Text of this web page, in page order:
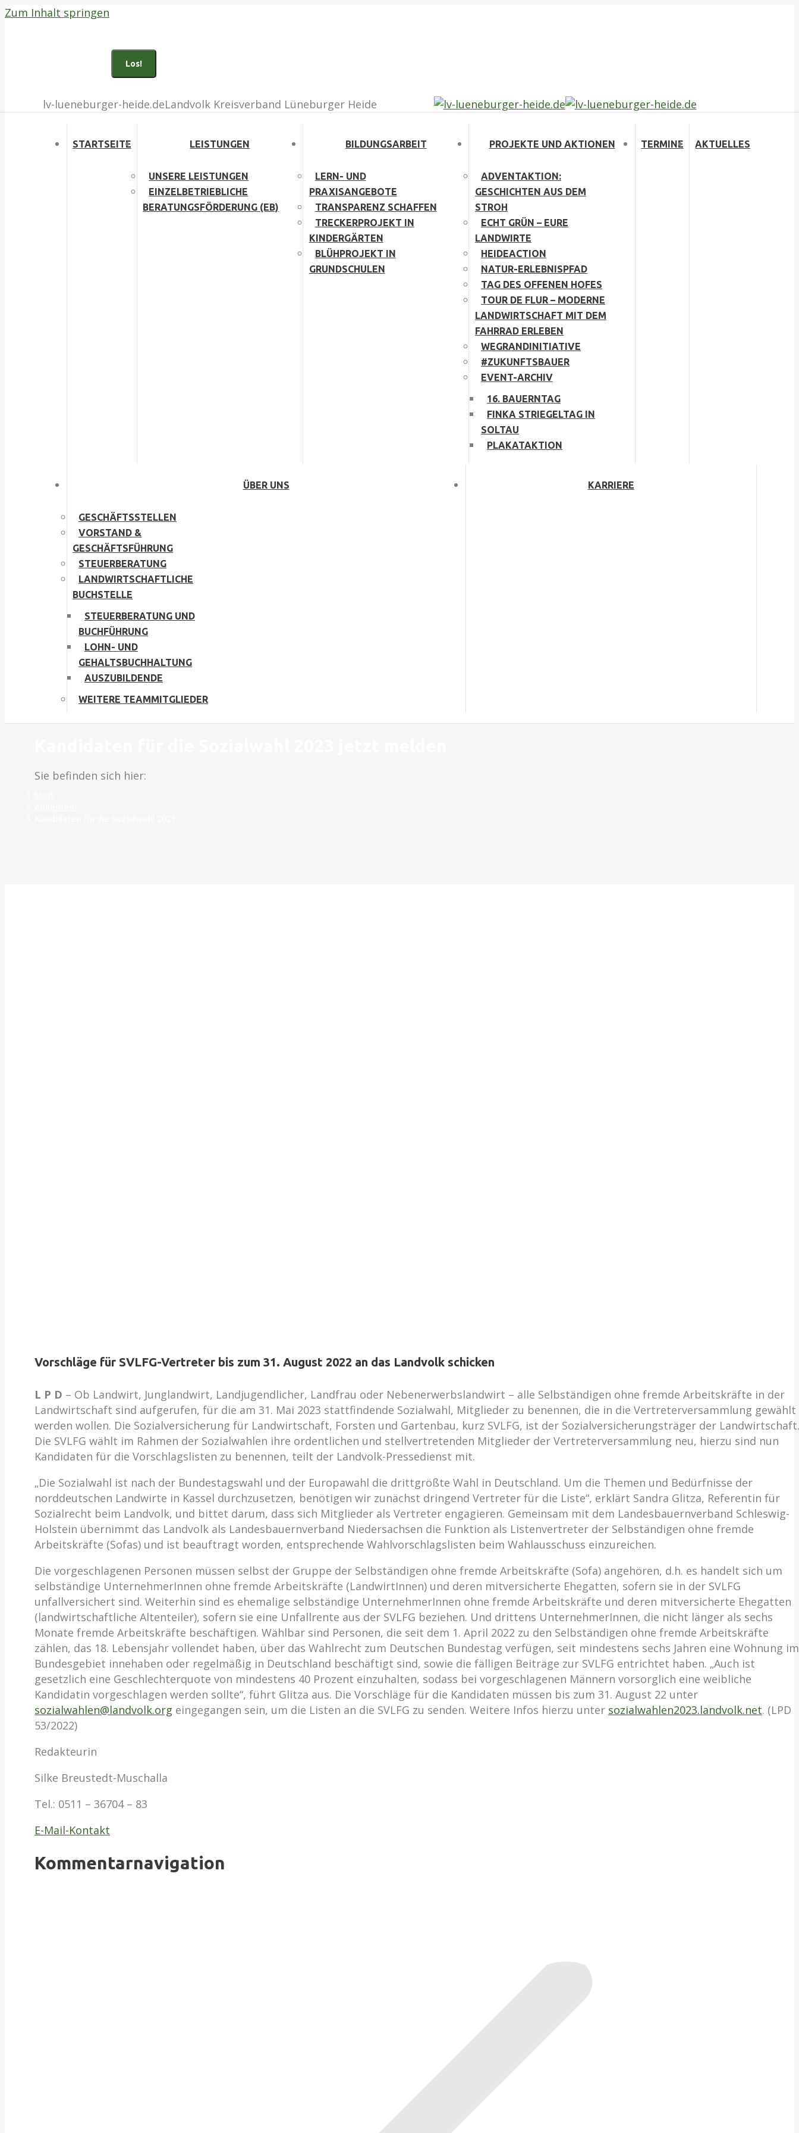
Zum Inhalt springen
lv-lueneburger-heide.deLandvolk Kreisverband Lüneburger Heide
STARTSEITE LEISTUNGEN
UNSERE LEISTUNGEN
EINZELBETRIEBLICHE
BERATUNGSFÖRDERUNG (EB)
BILDUNGSARBEIT
LERN- UND
PRAXISANGEBOTE
TRANSPARENZ SCHAFFEN
TRECKERPROJEKT IN
KINDERGÄRTEN
BLÜHPROJEKT IN
GRUNDSCHULEN
PROJEKTE UND AKTIONEN
ADVENTAKTION:
GESCHICHTEN AUS DEM
STROH
ECHT GRÜN – EURE
LANDWIRTE
HEIDEACTION
NATUR-ERLEBNISPFAD
TAG DES OFFENEN HOFES
TOUR DE FLUR – MODERNE
LANDWIRTSCHAFT MIT DEM
FAHRRAD ERLEBEN
WEGRANDINITIATIVE
#ZUKUNFTSBAUER
EVENT-ARCHIV
16. BAUERNTAG
FINKA STRIEGELTAG IN
SOLTAU
PLAKATAKTION
TERMINE AKTUELLES
ÜBER UNS
GESCHÄFTSSTELLEN
VORSTAND &
GESCHÄFTSFÜHRUNG
STEUERBERATUNG
LANDWIRTSCHAFTLICHE
BUCHSTELLE
STEUERBERATUNG UND
BUCHFÜHRUNG
LOHN- UND
GEHALTSBUCHHALTUNG
AUSZUBILDENDE
WEITERE TEAMMITGLIEDER
KARRIERE
Sie befinden sich hier:
Vorschläge für SVLFG-Vertreter bis zum 31. August 2022 an das Landvolk schicken
L P D – Ob Landwirt, Junglandwirt, Landjugendlicher, Landfrau oder Nebenerwerbslandwirt – alle Selbständigen ohne fremde Arbeitskräfte in der
Landwirtschaft sind aufgerufen, für die am 31. Mai 2023 stattfindende Sozialwahl, Mitglieder zu benennen, die in die Vertreterversammlung gewählt
werden wollen. Die Sozialversicherung für Landwirtschaft, Forsten und Gartenbau, kurz SVLFG, ist der Sozialversicherungsträger der Landwirtschaft.
Die SVLFG wählt im Rahmen der Sozialwahlen ihre ordentlichen und stellvertretenden Mitglieder der Vertreterversammlung neu, hierzu sind nun
Kandidaten für die Vorschlagslisten zu benennen, teilt der Landvolk-Pressedienst mit.
„Die Sozialwahl ist nach der Bundestagswahl und der Europawahl die drittgrößte Wahl in Deutschland. Um die Themen und Bedürfnisse der
norddeutschen Landwirte in Kassel durchzusetzen, benötigen wir zunächst dringend Vertreter für die Liste“, erklärt Sandra Glitza, Referentin für
Sozialrecht beim Landvolk, und bittet darum, dass sich Mitglieder als Vertreter engagieren. Gemeinsam mit dem Landesbauernverband Schleswig-
Holstein übernimmt das Landvolk als Landesbauernverband Niedersachsen die Funktion als Listenvertreter der Selbständigen ohne fremde
Arbeitskräfte (Sofas) und ist beauftragt worden, entsprechende Wahlvorschlagslisten beim Wahlausschuss einzureichen.
Die vorgeschlagenen Personen müssen selbst der Gruppe der Selbständigen ohne fremde Arbeitskräfte (Sofa) angehören, d.h. es handelt sich um
selbständige UnternehmerInnen ohne fremde Arbeitskräfte (LandwirtInnen) und deren mitversicherte Ehegatten, sofern sie in der SVLFG
unfallversichert sind. Weiterhin sind es ehemalige selbständige UnternehmerInnen ohne fremde Arbeitskräfte und deren mitversicherte Ehegatten
(landwirtschaftliche Altenteiler), sofern sie eine Unfallrente aus der SVLFG beziehen. Und drittens UnternehmerInnen, die nicht länger als sechs
Monate fremde Arbeitskräfte beschäftigen. Wählbar sind Personen, die seit dem 1. April 2022 zu den Selbständigen ohne fremde Arbeitskräfte
zählen, das 18. Lebensjahr vollendet haben, über das Wahlrecht zum Deutschen Bundestag verfügen, seit mindestens sechs Jahren eine Wohnung im
Bundesgebiet innehaben oder regelmäßig in Deutschland beschäftigt sind, sowie die fälligen Beiträge zur SVLFG entrichtet haben. „Auch ist
gesetzlich eine Geschlechterquote von mindestens 40 Prozent einzuhalten, sodass bei vorgeschlagenen Männern vorsorglich eine weibliche
Kandidatin vorgeschlagen werden sollte“, führt Glitza aus. Die Vorschläge für die Kandidaten müssen bis zum 31. August 22 unter
sozialwahlen@landvolk.org eingegangen sein, um die Listen an die SVLFG zu senden. Weitere Infos hierzu unter sozialwahlen2023.landvolk.net. (LPD
53/2022)
Redakteurin
Silke Breustedt-Muschalla
Tel.: 0511 – 36704 – 83
E-Mail-Kontakt
Kommentarnavigation